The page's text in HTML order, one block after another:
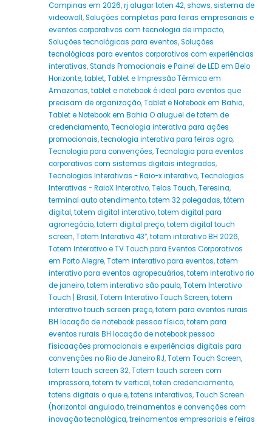
Campinas em 2026,rj alugar toten 42,shows,sistema de
videowall,Soluções completas para feiras empresariais e
eventos corporativos com tecnologia de impacto,
Soluções tecnológicas para eventos,Soluções
tecnológicas para eventos corporativos com experiências
interativas,Stands Promocionais e Painel de LED em Belo
Horizonte,tablet,Tablet e Impressão Térmica em
Amazonas,tablet e notebook é ideal para eventos que
precisam de organização,Tablet e Notebook em Bahia,
Tablet e Notebook em Bahia O aluguel de totem de
credenciamento,Tecnologia interativa para ações
promocionais,tecnologia interativa para feiras agro,
Tecnologia para convenções,Tecnologia para eventos
corporativos com sistemas digitais integrados,
Tecnologias Interativas - Raio-x interativo,Tecnologias
Interativas - RaioX Interativo,Telas Touch,Teresina,
terminal auto atendimento,totem 32 polegadas,tótem
digital,totem digital interativo,totem digital para
agronegócio,totem digital preço,totem digital touch
screen,Totem Interativo 43”,totem interativo BH 2026,
Totem Interativo e TV Touch para Eventos Corporativos
em Porto Alegre,Totem interativo para eventos,totem
interativo para eventos agropecuários,totem interativo rio
de janeiro,totem interativo são paulo,Totem Interativo
Touch | Brasil,Totem Interativo Touch Screen,totem
interativo touch screen preço,totem para eventos rurais
BH locação de notebook pessoa física,totem para
eventos rurais BH locação de notebook pessoa
físicaações promocionais e experiências digitais para
convenções no Rio de Janeiro RJ,Totem Touch Screen,
totem touch screen 32,Totem touch screen com
impressora,totem tv vertical,toten credenciamento,
totens digitais o que e,totens interativos,Touch Screen
(horizontal angulado,treinamentos e convenções com
inovação tecnológica,treinamentos empresariais e feiras